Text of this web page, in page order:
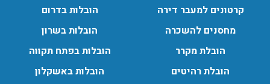
קרטונים למעבר דירה
מחסנים להשכרה
הובלת מקרר
הובלת רהיטים
הובלות בדרום
הובלות בשרון
הובלות בפתח תקווה
הובלות באשקלון